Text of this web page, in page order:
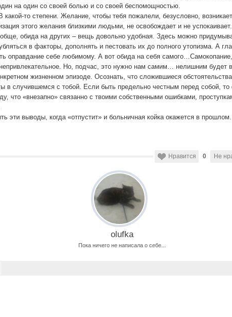
на один со своей болью и со своей беспомощностью.
то степени. Желание, чтобы тебя пожалели, безусловно,
этого желания близкими людьми, не освобождает и не успокаивает.
обида на других – вещь довольно удобная. Здесь можно
в факторы, дополнять и пестовать их до полного утопизма. А
оправдание себе любимому. А вот обида на себя
непривлекательное. Но, подчас, это нужно нам самим… нелишним будет
жизненном эпизоде. Осознать, что сложившиеся
в случившемся с тобой. Если быть предельно честным перед собой, то
что «внезапно» связанно с твоими собственными ошибками,
эти выводы, когда «отпустит» и больничная койка окажется в прошлом…
Нравится 0 Не
olufka
Пока ничего не написала о себе...